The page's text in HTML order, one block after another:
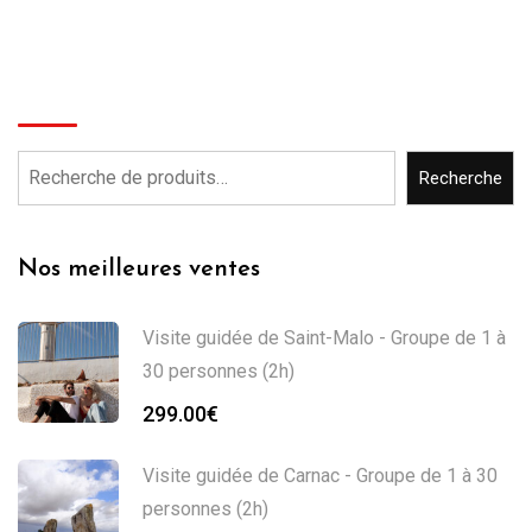
Recherche
Nos meilleures ventes
Visite guidée de Saint-Malo - Groupe de 1 à
30 personnes (2h)
299.00€
Visite guidée de Carnac - Groupe de 1 à 30
personnes (2h)